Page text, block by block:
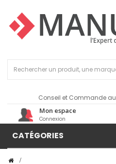
Conseil et Commande au
Mon espace
Connexion
CATÉGORIES